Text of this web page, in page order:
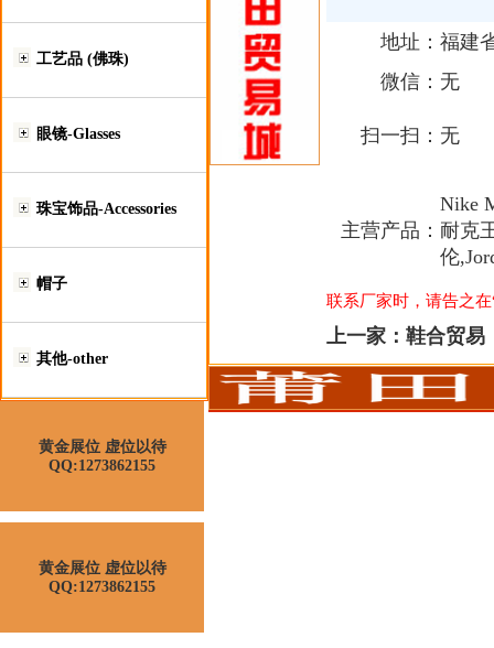
工艺品 (佛珠)
眼镜-Glasses
珠宝饰品-Accessories
帽子
其他-other
黄金展位 虚位以待
QQ:1273862155
黄金展位 虚位以待
QQ:1273862155
地址： 福建
微信： 无
扫一扫： 无
主营产品：
Nike
耐克
伦
联系厂家时，请告之
上一家： 鞋合贸易